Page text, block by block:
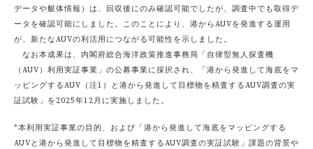
データや艇体情報）は、回収後にのみ確認可能でしたが、調査中でも取得デ
ータを確認可能にしました。このことにより、港からAUVを発進する運用
が、新たなAUVの利活用につながる可能性を示しました。
なお本成果は、内閣府総合海洋政策推進事務局「自律型無人探査機
（AUV）利用実証事業」の公募事業に採択され、「港から発進して海底をマ
ッピングするAUV（注1）と港から発進して目標物を精査するAUV調査の実
証試験」を2025年12月に実施しました。
*本利用実証事業の目的、および「港から発進して海底をマッピングする
AUVと港から発進して目標物を精査するAUV調査の実証試験」課題の背景や